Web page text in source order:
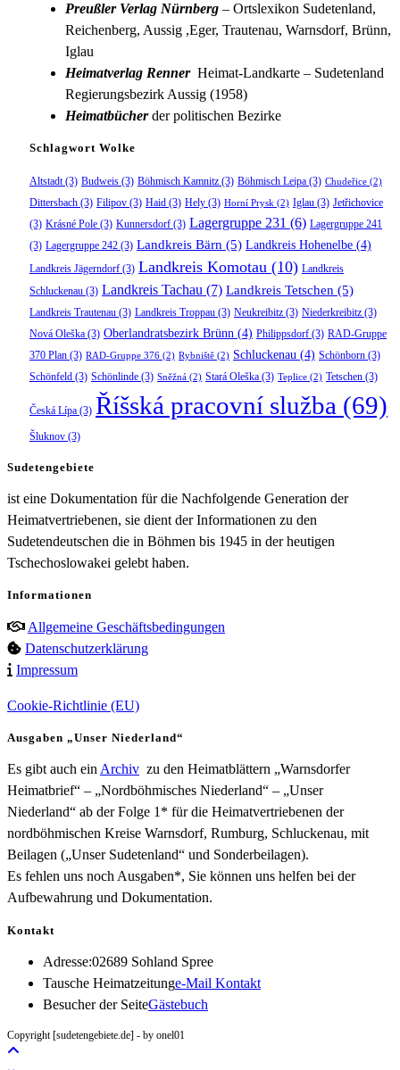
Preußler Verlag Nürnberg – Ortslexikon Sudetenland,
Reichenberg, Aussig ,Eger, Trautenau, Warnsdorf, Brünn,
Iglau
Heimatverlag Renner Heimat-Landkarte – Sudetenland
Regierungsbezirk Aussig (1958)
Heimatbücherder politischen Bezirke
Schlagwort Wolke
Altstadt (3) Budweis (3) Böhmisch Kamnitz (3) Böhmisch Leipa (3) Chudeřice (2)
Dittersbach (3) Filipov (3) Haid (3) Hely (3) Horní Prysk (2) Iglau (3) Jetřichovice
(3) Krásné Pole (3) Kunnersdorf (3) Lagergruppe 231 (6) Lagergruppe 241
(3) Lagergruppe 242 (3) Landkreis Bärn (5) Landkreis Hohenelbe (4)
Landkreis Jägerndorf (3) Landkreis Komotau (10) Landkreis
Schluckenau (3) Landkreis Tachau (7) Landkreis Tetschen (5)
Landkreis Trautenau (3) Landkreis Troppau (3) Neukreibitz (3) Niederkreibitz (3)
Nová Oleška (3) Oberlandratsbezirk Brünn (4) Philippsdorf (3) RAD-Gruppe
370 Plan (3) RAD-Gruppe 376 (2) Rybniště (2) Schluckenau (4) Schönborn (3)
Schönfeld (3) Schönlinde (3) Sněžná (2) Stará Oleška (3) Teplice (2) Tetschen (3)
Česká Lípa (3) Říšská pracovní služba (69)
Šluknov (3)
Sudetengebiete
ist eine Dokumentation für die Nachfolgende Generation der
Heimatvertriebenen, sie dient der Informationen zu den
Sudetendeutschen die in Böhmen bis 1945 in der heutigen
Tschechoslowakei gelebt haben.
Informationen
Allgemeine Geschäftsbedingungen
Datenschutzerklärung
Impressum
Cookie-Richtlinie (EU)
Ausgaben „Unser Niederland“
Es gibt auch ein Archiv zu den Heimatblättern „Warnsdorfer
Heimatbrief“ – „Nordböhmisches Niederland“ – „Unser
Niederland“ ab der Folge 1* für die Heimatvertriebenen der
nordböhmischen Kreise Warnsdorf, Rumburg, Schluckenau, mit
Beilagen („Unser Sudetenland“ und Sonderbeilagen).
Es fehlen uns noch Ausgaben*, Sie können uns helfen bei der
Aufbewahrung und Dokumentation.
Kontakt
Adresse:02689 Sohland Spree
Tausche Heimatzeitunge-Mail KontaktOpens
Besucher der SeiteGästebuch
Copyright [sudetengebiete.de] - by onel01